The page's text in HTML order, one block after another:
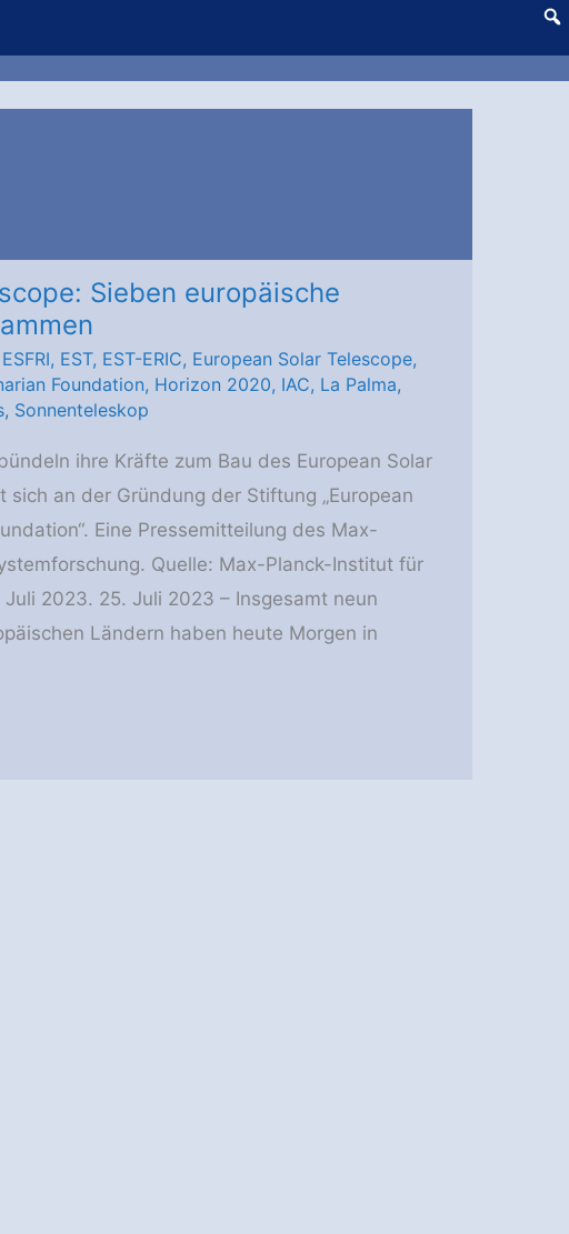
Sieben europäische
ESFRI, EST, EST-ERIC, European Solar Telescope,
Foundation, Horizon 2020, IAC, La Palma,
, Sonnenteleskop
ihre Kräfte zum Bau des European Solar
sich an der Gründung der Stiftung „European
Eine Pressemitteilung des Max-
Quelle: Max-Planck-Institut für
2023. 25. Juli 2023 – Insgesamt neun
Ländern haben heute Morgen in